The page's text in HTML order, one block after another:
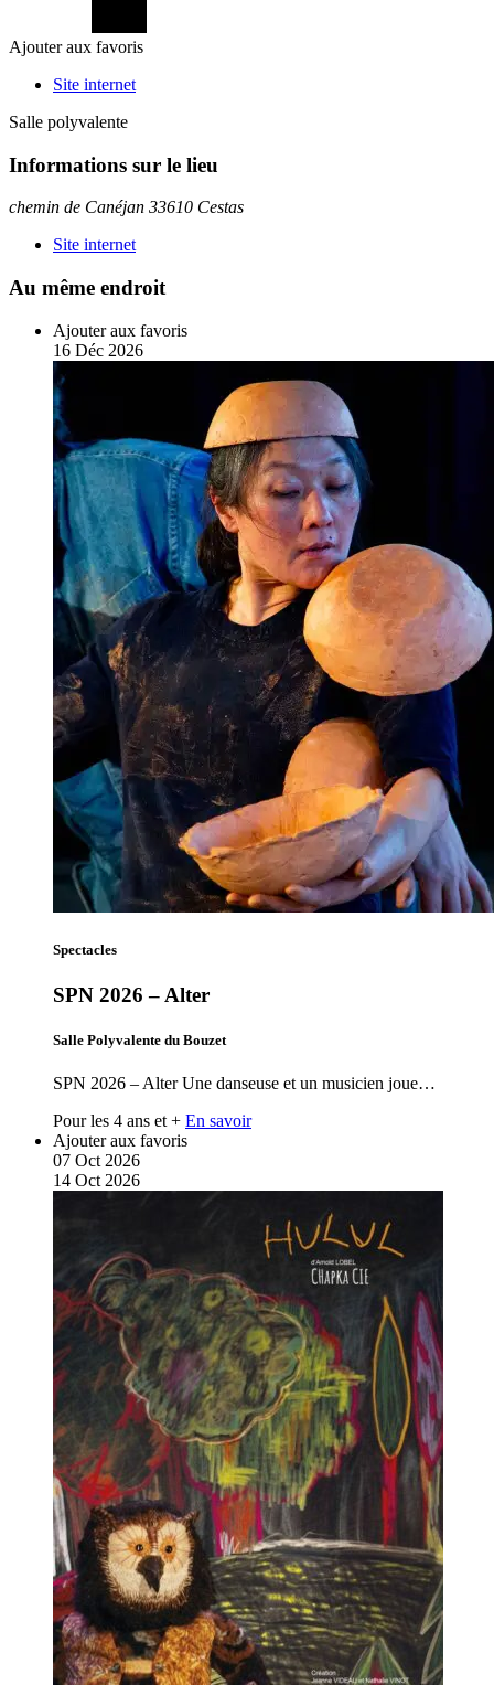
Ajouter aux favoris
Site internet
Salle polyvalente
Informations sur le lieu
chemin de Canéjan 33610 Cestas
Site internet
Au même endroit
Ajouter aux favoris
16 Déc 2026
Spectacles
SPN 2026 – Alter
Salle Polyvalente du Bouzet
SPN 2026 – Alter Une danseuse et un musicien joue…
Pour les 4 ans et + En savoir
Ajouter aux favoris
07 Oct 2026
14 Oct 2026